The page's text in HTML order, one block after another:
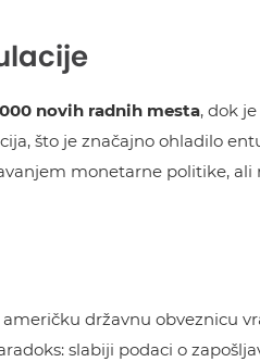
novih radnih mesta, dok
što je značajno ohladilo
monetarne politike,
državnu obveznicu
slabiji podaci o